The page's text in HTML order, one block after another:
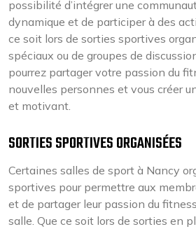
possibilité d’intégrer une
dynamique et de participer à des
ce soit lors de sorties sportives
spéciaux ou de groupes de
pourrez partager votre passion du
nouvelles personnes et vous créer
et motivant.
SORTIES SPORTIVES ORGANISÉES
Certaines salles de sport à Nancy
sportives pour permettre aux
et de partager leur passion du
salle. Que ce soit lors de sorties en